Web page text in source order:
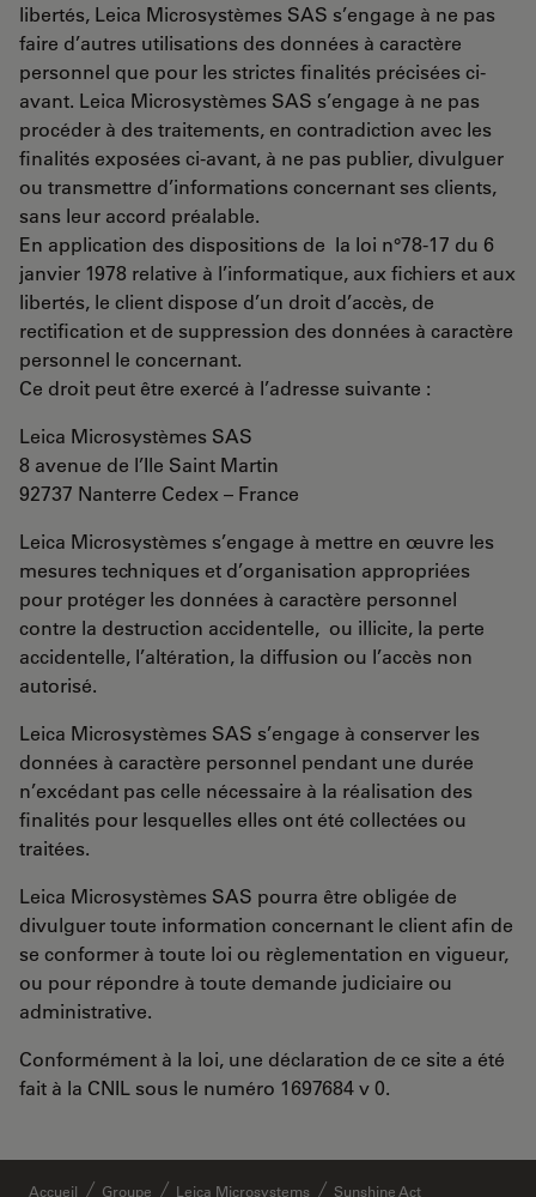
libertés, Leica Microsystèmes SAS s’engage à ne pas
faire d’autres utilisations des données à caractère
personnel que pour les strictes finalités précisées ci-
avant. Leica Microsystèmes SAS s’engage à ne pas
procéder à des traitements, en contradiction avec les
finalités exposées ci-avant, à ne pas publier, divulguer
ou transmettre d’informations concernant ses clients,
sans leur accord préalable.
En application des dispositions de la loi n°78-17 du 6
janvier 1978 relative à l’informatique, aux fichiers et aux
libertés, le client dispose d’un droit d’accès, de
rectification et de suppression des données à caractère
personnel le concernant.
Ce droit peut être exercé à l’adresse suivante :
Leica Microsystèmes SAS
8 avenue de l’Ile Saint Martin
92737 Nanterre Cedex – France
Leica Microsystèmes s’engage à mettre en œuvre les
mesures techniques et d’organisation appropriées
pour protéger les données à caractère personnel
contre la destruction accidentelle, ou illicite, la perte
accidentelle, l’altération, la diffusion ou l’accès non
autorisé.
Leica Microsystèmes SAS s’engage à conserver les
données à caractère personnel pendant une durée
n’excédant pas celle nécessaire à la réalisation des
finalités pour lesquelles elles ont été collectées ou
traitées.
Leica Microsystèmes SAS pourra être obligée de
divulguer toute information concernant le client afin de
se conformer à toute loi ou règlementation en vigueur,
ou pour répondre à toute demande judiciaire ou
administrative.
Conformément à la loi, une déclaration de ce site a été
fait à la CNIL sous le numéro 1697684 v 0.
Accueil Groupe Leica Microsystems Sunshine Act